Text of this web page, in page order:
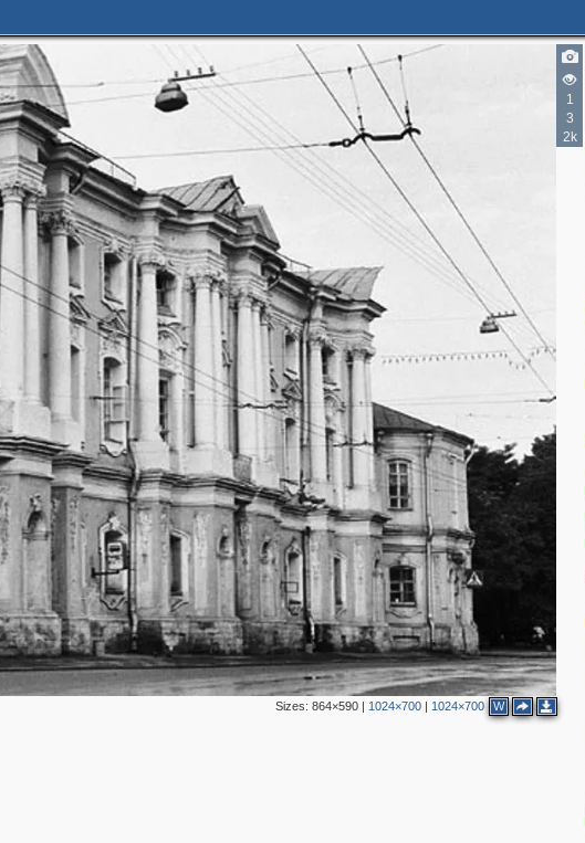
1
3
2k
Sizes: 864×590| 1024×700| 1024×700 W 2
5
3
3
5
3
3